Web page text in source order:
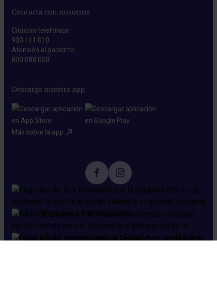
Contacta con nosotros
Citación telefónica
900 111 010
Atención al paciente
800 088 050
Descarga nuestra app
Más sobre la app​